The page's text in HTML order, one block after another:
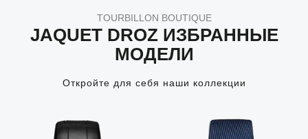
TOURBILLON BOUTIQUE
JAQUET DROZ ИЗБРАННЫЕ
МОДЕЛИ
Откройте для себя наши коллекции